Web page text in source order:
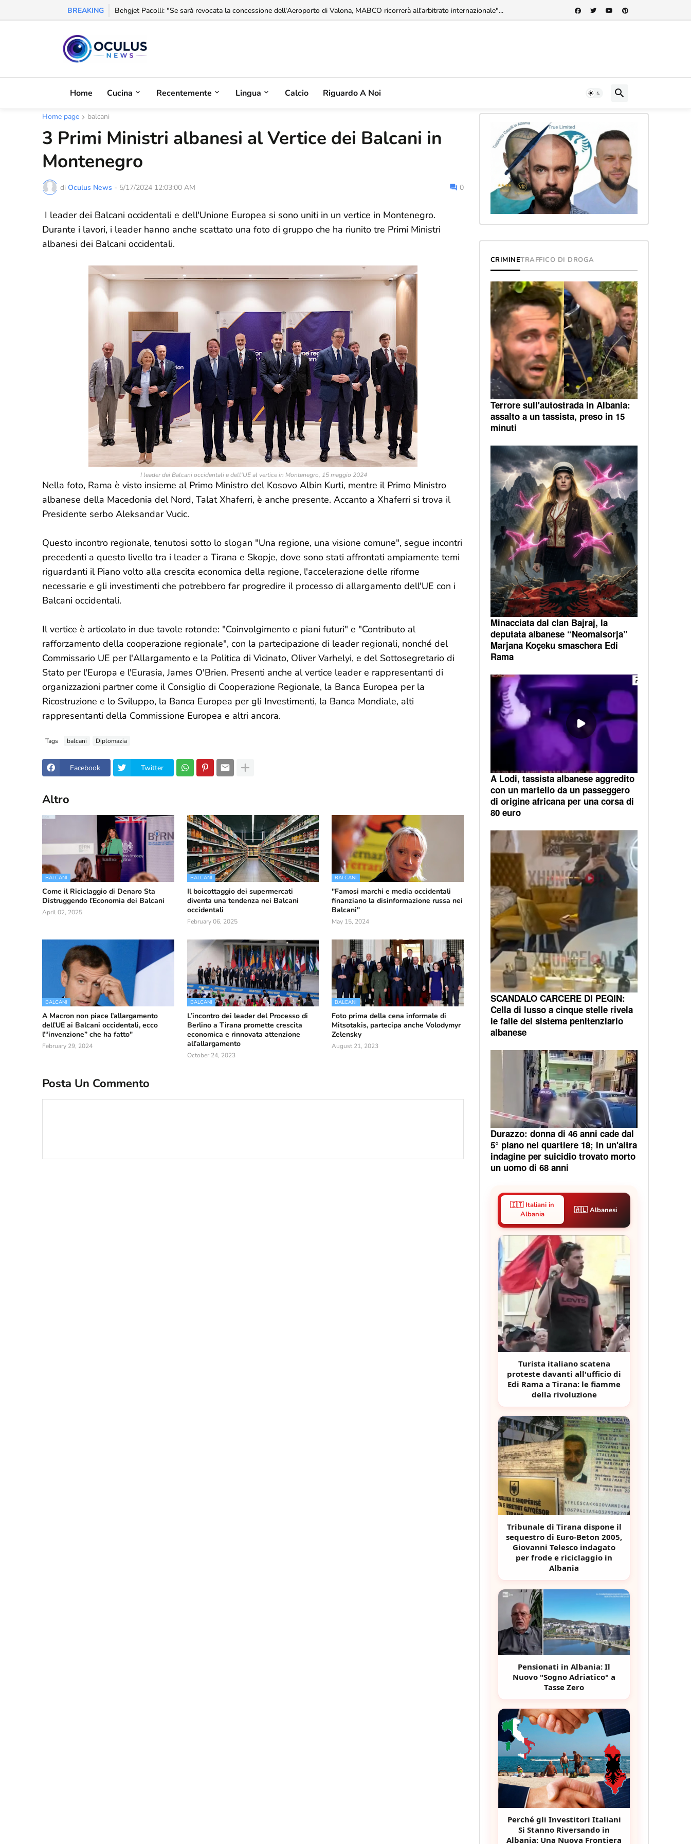
BREAKING Behgjet Pacolli: "Se sarà revocata la concessione dell'Aeroporto di Valona, MABCO ricorrerà all'arbitrato internazionale"...
Home Cucina Recentemente Lingua Calcio Riguardo A Noi
Home page balcani
3 Primi Ministri albanesi al Vertice dei Balcani in
Montenegro
di Oculus News - 5/17/2024 12:03:00 AM 0
I leader dei Balcani occidentali e dell'Unione Europea si sono uniti in un vertice in Montenegro.
Durante i lavori, i leader hanno anche scattato una foto di gruppo che ha riunito tre Primi Ministri
albanesi dei Balcani occidentali.
I leader dei Balcani occidentali e dell'UE al vertice in Montenegro, 15 maggio 2024
Nella foto, Rama è visto insieme al Primo Ministro del Kosovo Albin Kurti, mentre il Primo Ministro
albanese della Macedonia del Nord, Talat Xhaferri, è anche presente. Accanto a Xhaferri si trova il
Presidente serbo Aleksandar Vucic.
Questo incontro regionale, tenutosi sotto lo slogan "Una regione, una visione comune", segue incontri
precedenti a questo livello tra i leader a Tirana e Skopje, dove sono stati affrontati ampiamente temi
riguardanti il Piano volto alla crescita economica della regione, l'accelerazione delle riforme
necessarie e gli investimenti che potrebbero far progredire il processo di allargamento dell'UE con i
Balcani occidentali.
Il vertice è articolato in due tavole rotonde: "Coinvolgimento e piani futuri" e "Contributo al
rafforzamento della cooperazione regionale", con la partecipazione di leader regionali, nonché del
Commissario UE per l'Allargamento e la Politica di Vicinato, Oliver Varhelyi, e del Sottosegretario di
Stato per l'Europa e l'Eurasia, James O'Brien. Presenti anche al vertice leader e rappresentanti di
organizzazioni partner come il Consiglio di Cooperazione Regionale, la Banca Europea per la
Ricostruzione e lo Sviluppo, la Banca Europea per gli Investimenti, la Banca Mondiale, alti
rappresentanti della Commissione Europea e altri ancora.
Tags balcani Diplomazia
Facebook Twitter
Altro
BALCANI
Come il Riciclaggio di Denaro Sta
Distruggendo l’Economia dei Balcani
April 02, 2025
BALCANI
Il boicottaggio dei supermercati
diventa una tendenza nei Balcani
occidentali
February 06, 2025
BALCANI
"Famosi marchi e media occidentali
finanziano la disinformazione russa nei
Balcani"
May 15, 2024
BALCANI
A Macron non piace l’allargamento
dell’UE ai Balcani occidentali, ecco
l’“invenzione” che ha fatto"
February 29, 2024
BALCANI
L’incontro dei leader del Processo di
Berlino a Tirana promette crescita
economica e rinnovata attenzione
all’allargamento
October 24, 2023
BALCANI
Foto prima della cena informale di
Mitsotakis, partecipa anche Volodymyr
Zelensky
August 21, 2023
Posta Un Commento
CRIMINETRAFFICO DI DROGA
Terrore sull'autostrada in Albania:
assalto a un tassista, preso in 15
minuti
Minacciata dal clan Bajraj, la
deputata albanese “Neomalsorja”
Marjana Koçeku smaschera Edi
Rama
A Lodi, tassista albanese aggredito
con un martello da un passeggero
di origine africana per una corsa di
80 euro
SCANDALO CARCERE DI PEQIN:
Cella di lusso a cinque stelle rivela
le falle del sistema penitenziario
albanese
Durazzo: donna di 46 anni cade dal
5° piano nel quartiere 18; in un'altra
indagine per suicidio trovato morto
un uomo di 68 anni
🇮🇹 Italiani in
Albania
🇦🇱 Albanesi
Turista italiano scatena
proteste davanti all'ufficio di
Edi Rama a Tirana: le fiamme
della rivoluzione
Tribunale di Tirana dispone il
sequestro di Euro-Beton 2005,
Giovanni Telesco indagato
per frode e riciclaggio in
Albania
Pensionati in Albania: Il
Nuovo "Sogno Adriatico" a
Tasse Zero
Perché gli Investitori Italiani
Si Stanno Riversando in
Albania: Una Nuova Frontiera